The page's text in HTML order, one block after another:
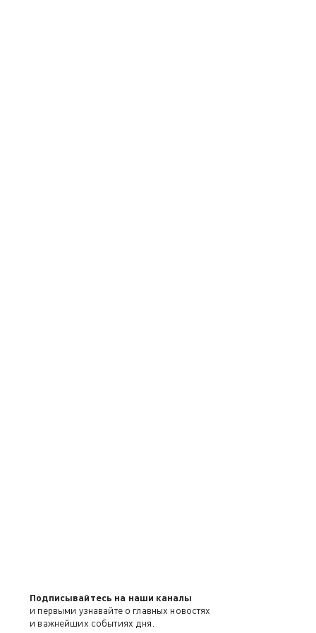
Подписывайтесь на наши каналы
и первыми узнавайте о главных новостях
и важнейших событиях дня.